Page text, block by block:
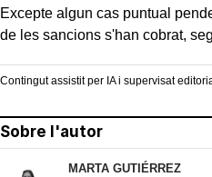
Excepte algun cas puntual
de les sancions s'han cobrat,
Contingut assistit per IA i supervisat
Sobre l'autor
MARTA GUTIÉRREZ